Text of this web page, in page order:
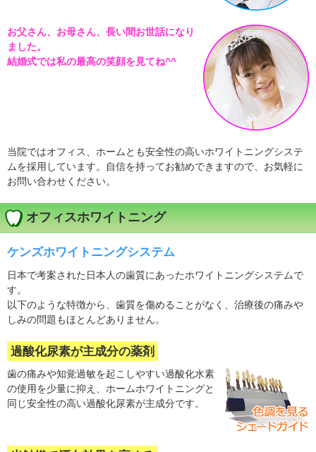
お父さん、お母さん、長い間お世話になり
ました。
結婚式では私の最高の笑顔を見てね^^
当院ではオフィス、ホームとも安全性の高いホワイトニングシステ
ムを採用しています。自信を持ってお勧めできますので、お気軽に
お問い合わせください。
オフィスホワイトニング
ケンズホワイトニングシステム
日本で考案された日本人の歯質にあったホワイトニングシステムで
す。
以下のような特徴から、歯質を傷めることがなく、治療後の痛みや
しみの問題もほとんどありません。
過酸化尿素が主成分の薬剤
歯の痛みや知覚過敏を起こしやすい過酸化水素
の使用を少量に抑え、ホームホワイトニングと
同じ安全性の高い過酸化尿素が主成分です。